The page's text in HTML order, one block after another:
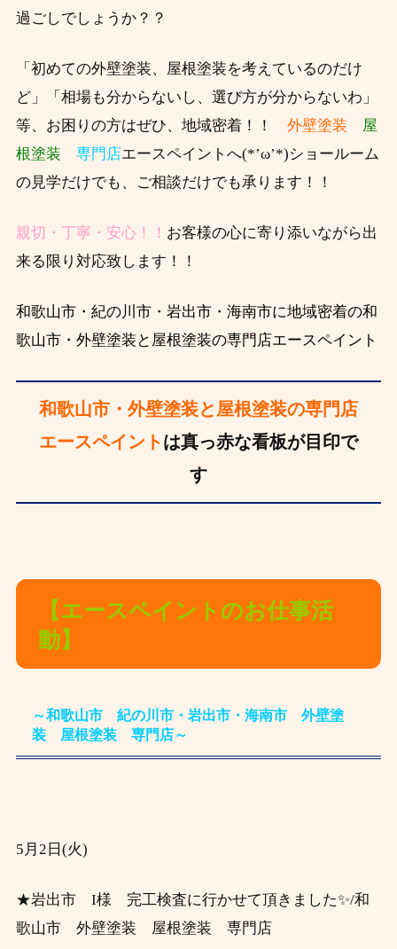
過ごしでしょうか？？
「初めての外壁塗装、屋根塗装を考えているのだけ
ど」「相場も分からないし、選び方が分からないわ」
等、お困りの方はぜひ、 地域密着！！ 外壁塗装
屋
根塗装
専門店エースペイントへ(*’ω’*)ショールーム
の見学だけでも、ご相談だけでも承ります！！
親切・丁寧・安心！！ お客様の心に寄り添いながら出
来る限り対応致します！！
和歌山市・紀の川市・岩出市・海南市に地域密着の和
歌山市・外壁塗装と屋根塗装の専門店エースペイント
和歌山市・外壁塗装と屋根塗装の専門店
エースペイント は真っ赤な看板が目印で
す
【エースペイントのお仕事活
動】
～和歌山市 紀の川市・岩出市・海南市 外壁塗
装 屋根塗装 専門店～
5月2日(火)
★岩出市 I様 完工検査に行かせて頂きました✨/和
歌山市 外壁塗装 屋根塗装 専門店